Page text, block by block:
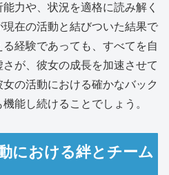
力や、状況を適格に読み解く
在の活動と結びついた結果で
経験であっても、すべてを自
が、彼女の成長を加速させて
の活動における確かなバック
能し続けることでしょう。
における絆とチーム